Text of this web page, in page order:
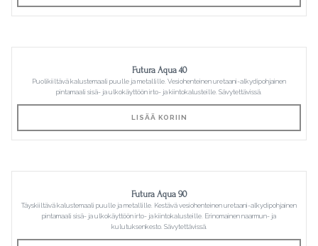
Futura Aqua 40
Puolikiiltävä kalustemaali puulle ja metallille. Vesiohenteinen uretaani-alkydipohjainen
pintamaali sisä- ja ulkokäyttöön irto- ja kiintokalusteille. Sävytettävissä.
LISÄÄ KORIIN
Futura Aqua 90
Täyskiiltävä kalustemaali puulle ja metallille. Kestävä vesiohenteinen uretaani-alkydipohjainen
pintamaali sisä- ja ulkokäyttöön irto- ja kiintokalusteille. Erinomainen naarmun- ja
kulutuksenkesto. Sävytettävissä.